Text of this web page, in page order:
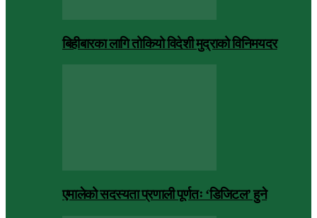
बिहीबारका लागि तोकियो विदेशी मुद्राको विनिमयदर
एमालेको सदस्यता प्रणाली पूर्णतः ‘डिजिटल’ हुने